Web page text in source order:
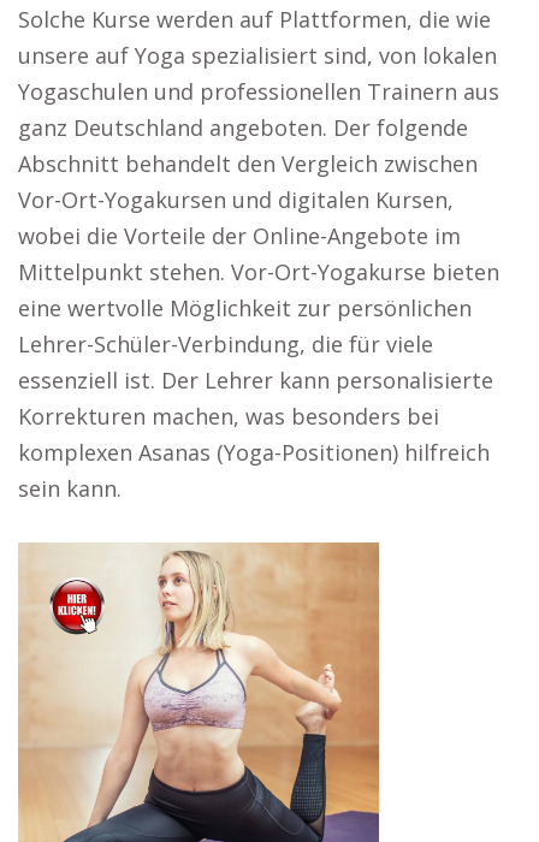
Solche Kurse werden auf Plattformen, die wie
unsere auf Yoga spezialisiert sind, von lokalen
Yogaschulen und professionellen Trainern aus
ganz Deutschland angeboten. Der folgende
Abschnitt behandelt den Vergleich zwischen
Vor-Ort-Yogakursen und digitalen Kursen,
wobei die Vorteile der Online-Angebote im
Mittelpunkt stehen. Vor-Ort-Yogakurse bieten
eine wertvolle Möglichkeit zur persönlichen
Lehrer-Schüler-Verbindung, die für viele
essenziell ist. Der Lehrer kann personalisierte
Korrekturen machen, was besonders bei
komplexen Asanas (Yoga-Positionen) hilfreich
sein kann.